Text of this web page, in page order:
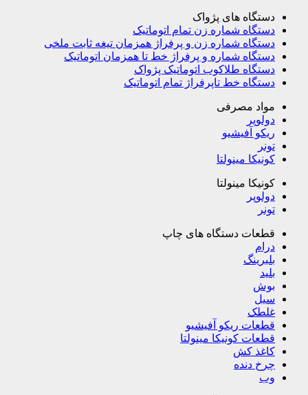
دستگاه های پژواک
دستگاه شماره زن تمام اتوماتیک
دستگاه شماره زن و پرفراژ همزمان تیغه ثابت ملخی
دستگاه شماره و پرفراژ خط تا همزمان اتوماتیک
دستگاه طلاکوب اتوماتیک پژواک
دستگاه خط تاپرفراژ تمام اتوماتیک
مواد مصرفی
دولوپر
ریکو آفیشیو
تونر
کونیکا مینولتا
کونیکا مینولتا
دولوپر
تونر
قطعات دستگاه های چاپ
درام
بلبرینگ
بلید
بوش
سیل
غلطک
قطعات ریکو آفیشیو
قطعات کونیکا مینولتا
کاغذ کش
چرخ دنده
وب